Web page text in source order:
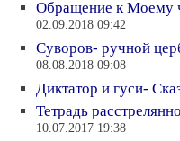
Обращение к Моему
02.09.2018 09:42
Суворов- ручной
08.08.2018 09:08
Диктатор и гуси-
Тетрадь
10.07.2017 19:38